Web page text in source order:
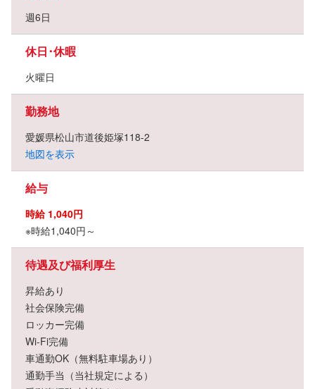
週6日
休日･休暇
火曜日
勤務地
愛媛県松山市道後姫塚118-2
地図を表示
給与
時給 1,040円
※時給1,040円～
待遇及び福利厚生
昇給あり
社会保険完備
ロッカー完備
Wi-Fi完備
車通勤OK（無料駐車場あり）
通勤手当（当社規定による）